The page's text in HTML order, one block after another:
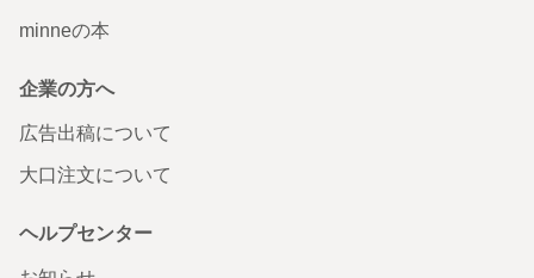
minneの本
企業の方へ
広告出稿について
大口注文について
ヘルプセンター